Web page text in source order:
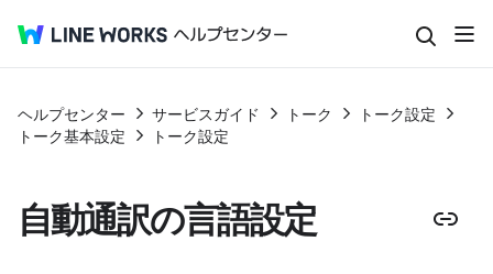
ヘルプセンター サービスガイド トーク
トーク設定
トーク基本設定
トーク設定
自動通訳の言語設定